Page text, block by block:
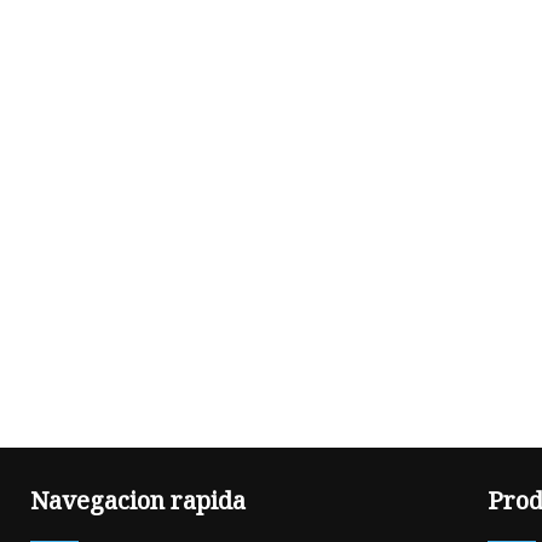
Navegacion rapida